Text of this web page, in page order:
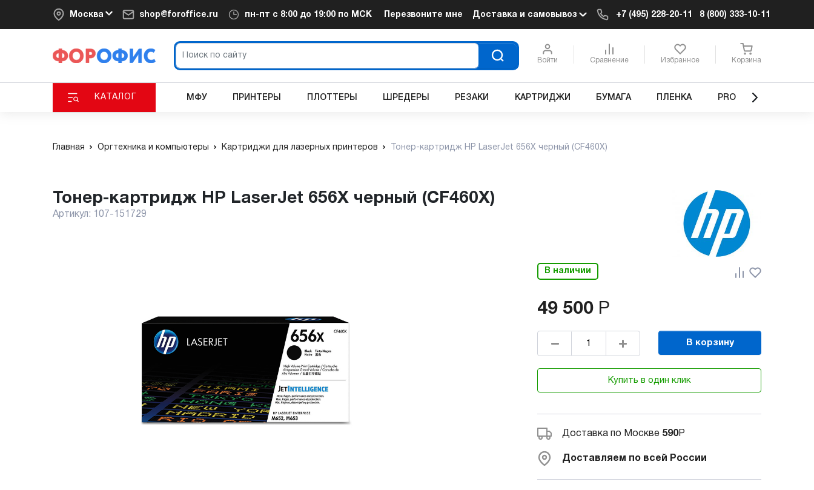
Москва shop@foroffice.ru пн-пт с 8:00 до 19:00 по МСК Перезвоните мне Доставка и самовывоз +7 (495) 228-20-11 8 (800) 333-10-11
Войти Сравнение Избранное Корзина
КАТАЛОГ МФУ ПРИНТЕРЫ ПЛОТТЕРЫ ШРЕДЕРЫ РЕЗАКИ КАРТРИДЖИ БУМАГА ПЛЕНКА PRO
Главная Оргтехника и компьютеры Картриджи для лазерных принтеров Тонер-картридж HP LaserJet 656X черный (CF460X)
Тонер-картридж HP LaserJet 656X черный (CF460X)
Артикул: 107-151729
В наличии
49 500 Р
В корзину
Купить в один клик
Доставка по Москве 590Р
Доставляем по всей России